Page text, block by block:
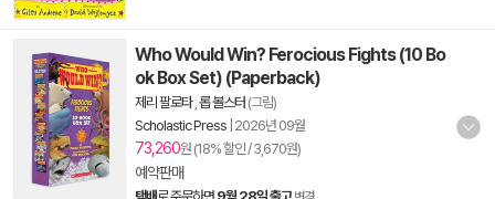
Who Would Win? Ferocious Fights (10 Bo
ok Box Set) (Paperback)
제리 팔로타, 롭 볼스터 (그림)
Scholastic Press 2026년 09월
73,260원 (18% 할인 / 3,670원)
예약판매